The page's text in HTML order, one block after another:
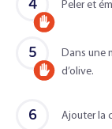
d'un
adulte
d'un
adulte
Peler et
5
d'un
Dans une
d’olive.
6 Ajouter la